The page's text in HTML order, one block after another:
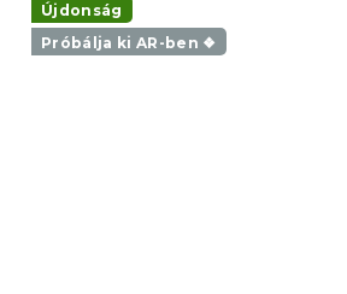
Újdonság
Próbálja ki AR-ben ❖